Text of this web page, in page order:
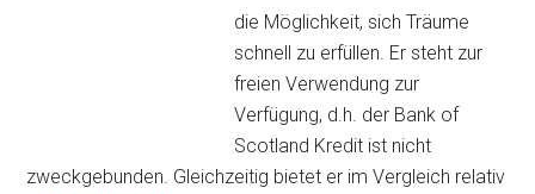
die Möglichkeit, sich Träume
schnell zu erfüllen. Er steht zur
freien Verwendung zur
Verfügung, d.h. der Bank of
Scotland Kredit ist nicht
zweckgebunden. Gleichzeitig bietet er im Vergleich relativ